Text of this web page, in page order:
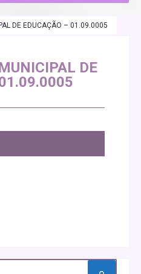
DE EDUCAÇÃO – 01.09.0005
DE